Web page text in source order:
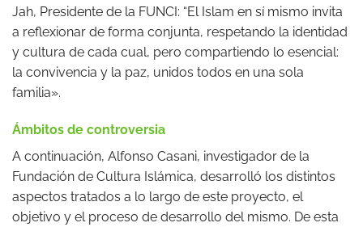
Jah, Presidente de la FUNCI: “El Islam en sí mismo invita
a reflexionar de forma conjunta, respetando la identidad
y cultura de cada cual, pero compartiendo lo esencial:
la convivencia y la paz, unidos todos en una sola
familia».
Ámbitos de controversia
A continuación, Alfonso Casani, investigador de la
Fundación de Cultura Islámica, desarrolló los distintos
aspectos tratados a lo largo de este proyecto, el
objetivo y el proceso de desarrollo del mismo. De esta